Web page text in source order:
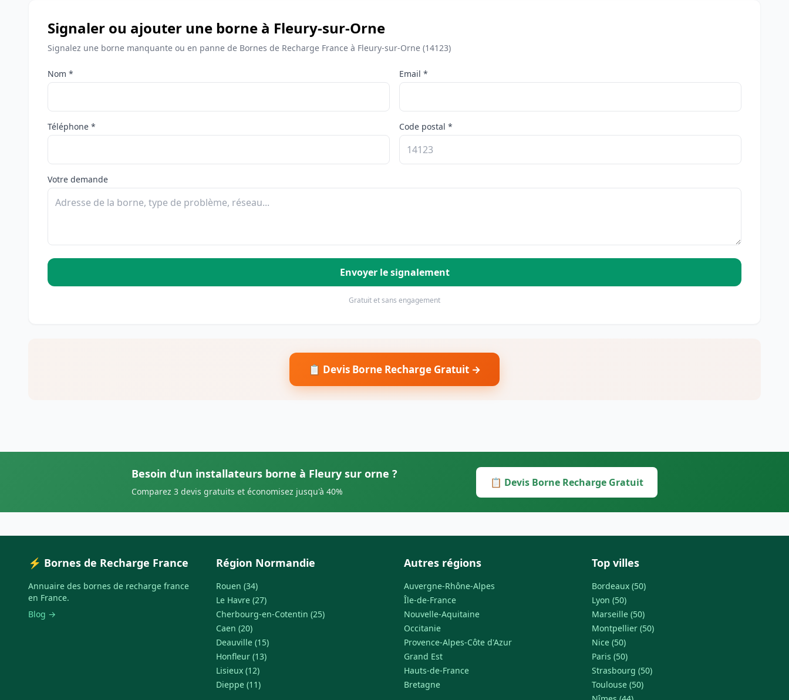
Signaler ou ajouter une borne à Fleury-sur-Orne
Signalez une borne manquante ou en panne de Bornes de Recharge France à Fleury-sur-Orne (14123)
Nom * Email *
Téléphone * Code postal *
Votre demande
Envoyer le signalement
Gratuit et sans engagement
📋 Devis Borne Recharge Gratuit →
Besoin d'un installateurs borne à Fleury sur orne ?
Comparez 3 devis gratuits et économisez jusqu'à 40%
📋 Devis Borne Recharge Gratuit
⚡ Bornes de Recharge France
Annuaire des bornes de recharge france
en France.
Blog →
Région Normandie
Rouen (34)
Le Havre (27)
Cherbourg-en-Cotentin (25)
Caen (20)
Deauville (15)
Honfleur (13)
Lisieux (12)
Dieppe (11)
Autres régions
Auvergne-Rhône-Alpes
Île-de-France
Nouvelle-Aquitaine
Occitanie
Provence-Alpes-Côte d'Azur
Grand Est
Hauts-de-France
Bretagne
Top villes
Bordeaux (50)
Lyon (50)
Marseille (50)
Montpellier (50)
Nice (50)
Paris (50)
Strasbourg (50)
Toulouse (50)